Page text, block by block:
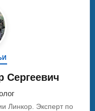
Сергеевич
Линкор. Эксперт по